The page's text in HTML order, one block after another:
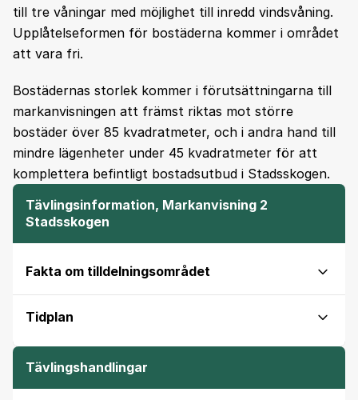
till tre våningar med möjlighet till inredd vindsvåning.
Upplåtelseformen för bostäderna kommer i området
att vara fri.
Bostädernas storlek kommer i förutsättningarna till
markanvisningen att främst riktas mot större
bostäder över 85 kvadratmeter, och i andra hand till
mindre lägenheter under 45 kvadratmeter för att
komplettera befintligt bostadsutbud i Stadsskogen.
Tävlingsinformation, Markanvisning 2
Stadsskogen
Fakta om tilldelningsområdet
Tidplan
Tävlingshandlingar